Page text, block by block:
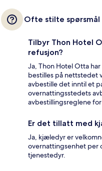
Ofte stilte spørsmål
Tilbyr Thon Hotel
refusjon?
Ja, Thon Hotel Otta
bestilles på nettstedet
avbestille det inntil et
overnattingsstedets
avbestillingsreglene
Er det tillatt med
Ja, kjæledyr er
overnattingsenhet per
tjenestedyr.